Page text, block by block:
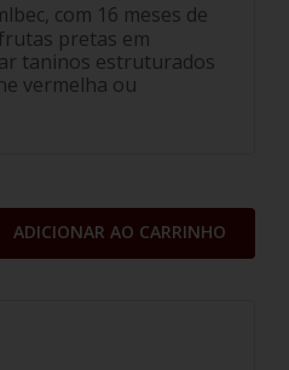
com 16 meses de
pretas em
taninos estruturados
vermelha ou
ADICIONAR AO CARRINHO